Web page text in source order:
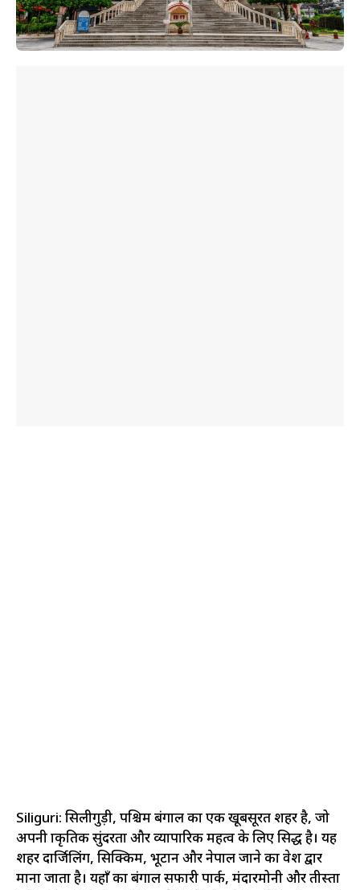
Siliguri: सिलीगुड़ी, पश्चिम बंगाल का एक खूबसूरत शहर है, जो
अपनी प्राकृतिक सुंदरता और व्यापारिक महत्व के लिए प्रसिद्ध है। यह
शहर दार्जिलिंग, सिक्किम, भूटान और नेपाल जाने का प्रवेश द्वार
माना जाता है। यहाँ का बंगाल सफारी पार्क, मंदारमोनी और तीस्ता